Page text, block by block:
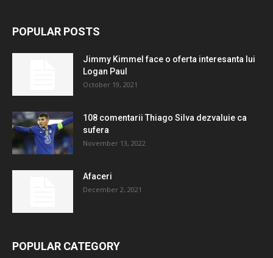
POPULAR POSTS
Jimmy Kimmel face o oferta interesanta lui
Logan Paul
October 19, 2021
108 comentarii Thiago Silva dezvaluie ca
sufera
November 13, 2022
Afaceri
December 2, 2021
POPULAR CATEGORY